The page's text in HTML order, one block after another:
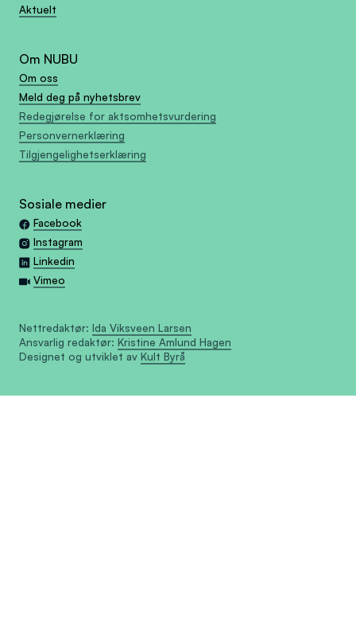
Aktuelt
Om NUBU
Om oss
Meld deg på nyhetsbrev
Redegjørelse for aktsomhetsvurdering
Personvernerklæring
Tilgjengelighetserklæring
Sosiale medier
Facebook
Instagram
Linkedin
Vimeo
Nettredaktør: Ida Viksveen Larsen
Ansvarlig redaktør: Kristine Amlund Hagen
Designet og utviklet av Kult Byrå